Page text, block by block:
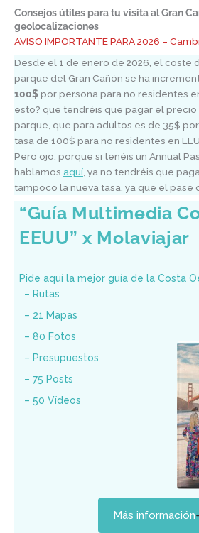
Consejos útiles para tu visita al Gran
geolocalizaciones
AVISO IMPORTANTE PARA 2026 –
Desde el 1 de enero de 2026, el coste
parque del Gran Cañón se ha
100$por persona para no residentes
esto? que tendréis que pagar el
parque, que para adultos es de 35$
tasa de 100$ para no residentes en
Pero ojo, porque si tenéis un Annual
hablamos aquí , ya no tendréis que
tampoco la nueva tasa, ya que el pase
“Guía Multimedia
EEUU” x Molaviajar
Pide aquí la mejor guía de la Costa
– Rutas
– 21 Mapas
– 80 Fotos
– Presupuestos
– 75 Posts
– 50 Vídeos
Más información